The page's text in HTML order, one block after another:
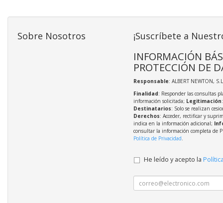
Sobre Nosotros ¡Suscríbete a
INFORMACIÓN
PROTECCIÓN DE
Responsable: ALBERT NEWTON,
Finalidad: Responder las consultas
información solicitada; Legitimación
Destinatarios: Solo se realizan
Derechos: Acceder, rectificar y
indica en la información adicional;
consultar la información completa de
Política de Privacidad.
He leído y acepto la